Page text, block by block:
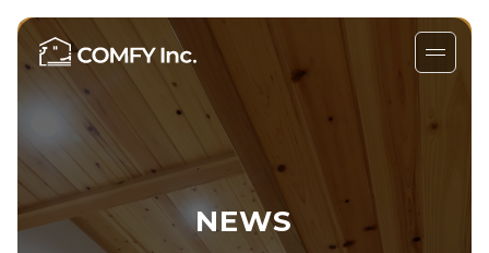
NEWS